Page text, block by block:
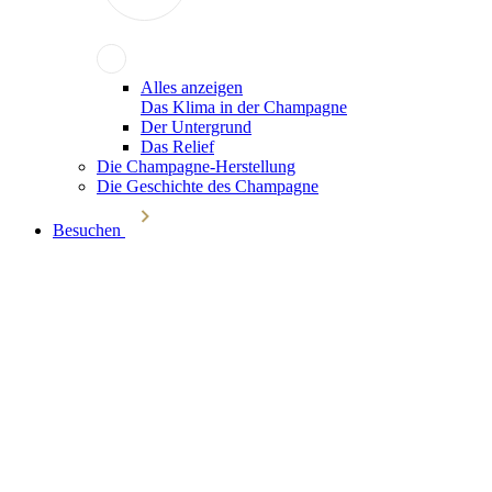
Alles anzeigen
Das Klima in der Champagne
Der Untergrund
Das Relief
Die Champagne-Herstellung
Die Geschichte des Champagne
Besuchen